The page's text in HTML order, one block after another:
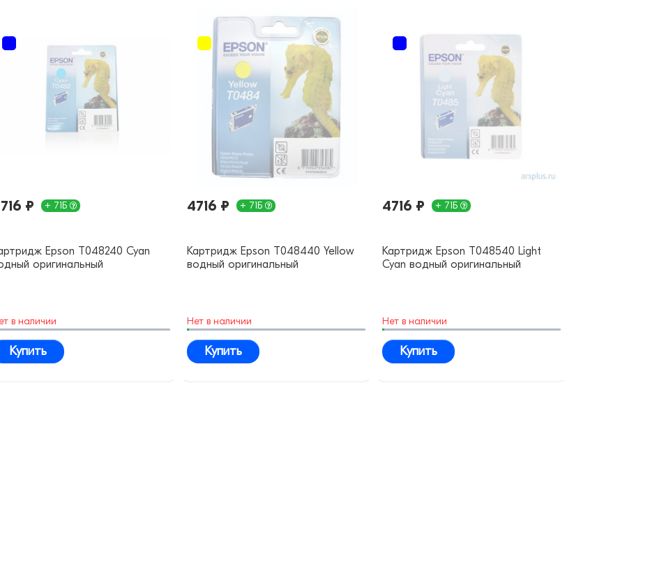
₽ + 71Б
Epson T048240 Cyan
оригинальный
в наличии
Купить
4716 ₽ + 71Б
Картридж Epson T048440 Yellow
водный оригинальный
Нет в наличии
Купить
4716 ₽ + 71Б
Картридж Epson T048540 Light
Cyan водный оригинальный
Нет в наличии
Купить